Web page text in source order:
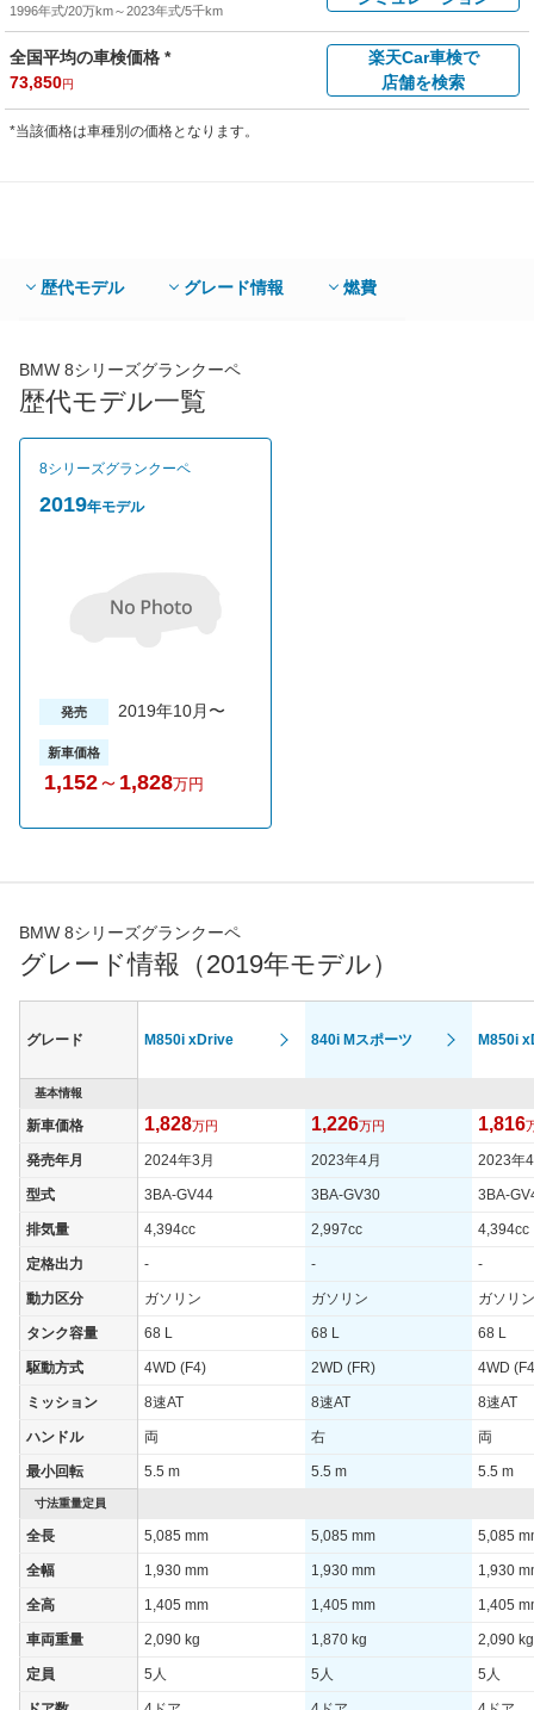
1996年式/20万km～2023年式/5千km
全国平均の車検価格 *
73,850円
楽天Car車検で
店舗を検索
*当該価格は車種別の価格となります。
歴代モデル グレード情報 燃費
BMW 8シリーズグランクーペ
歴代モデル一覧
8シリーズグランクーペ
2019年モデル
発売 2019年10月〜
新車価格
1,152～ 1,828万円
BMW 8シリーズグランクーペ
グレード情報（2019年モデル）
グレード M850i xDrive 840i Mスポーツ M850i
基本情報
新車価格 1,828万円 1,226万円 1,816
発売年月 2024年3月 2023年4月 2023年
型式 3BA-GV44 3BA-GV30 3BA-
排気量 4,394cc 2,997cc 4,394cc
定格出力 - - -
動力区分 ガソリン ガソリン ガソリン
タンク容量 68 L 68 L 68 L
駆動方式 4WD (F4) 2WD (FR) 4WD
ミッション 8速AT 8速AT 8速AT
ハンドル 両 右 両
最小回転 5.5 m 5.5 m 5.5 m
寸法重量定員
全長 5,085 mm 5,085 mm 5,085
全幅 1,930 mm 1,930 mm 1,930
全高 1,405 mm 1,405 mm 1,405
車両重量 2,090 kg 1,870 kg 2,090 kg
定員 5人 5人 5人